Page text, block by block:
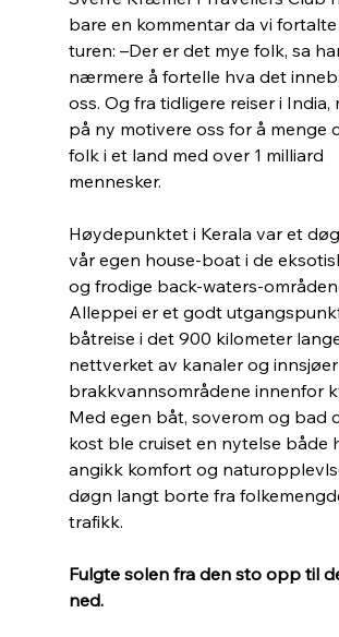
bare en kommentar da vi
turen: –Der er det mye folk, sa
nærmere å fortelle hva det
oss. Og fra tidligere reiser i India,
på ny motivere oss for å menge
folk i et land med over 1 milliard
mennesker.
Høydepunktet i Kerala var et
vår egen house-boat i de
og frodige back-waters-
Alleppei er et godt
båtreise i det 900 kilometer
nettverket av kanaler og innsjøer
brakkvannsområdene innenfor
Med egen båt, soverom og bad
kost ble cruiset en nytelse både
angikk komfort og
døgn langt borte fra
trafikk.
Fulgte solen fra den sto opp til
ned.